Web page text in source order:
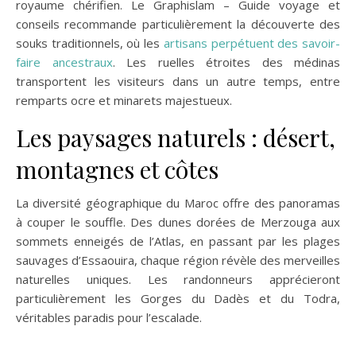
royaume chérifien. Le Graphislam – Guide voyage et
conseils recommande particulièrement la découverte des
souks traditionnels, où les artisans perpétuent des savoir-
faire ancestraux. Les ruelles étroites des médinas
transportent les visiteurs dans un autre temps, entre
remparts ocre et minarets majestueux.
Les paysages naturels : désert,
montagnes et côtes
La diversité géographique du Maroc offre des panoramas
à couper le souffle. Des dunes dorées de Merzouga aux
sommets enneigés de l’Atlas, en passant par les plages
sauvages d’Essaouira, chaque région révèle des merveilles
naturelles uniques. Les randonneurs apprécieront
particulièrement les Gorges du Dadès et du Todra,
véritables paradis pour l’escalade.